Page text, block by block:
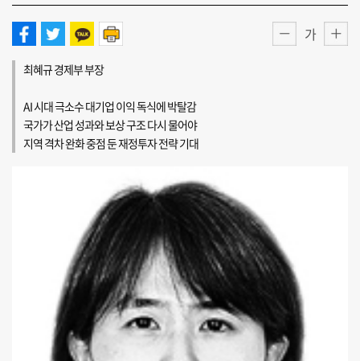
가
최혜규 경제부 부장
AI 시대 극소수 대기업 이익 독식에 박탈감
국가가 산업 성과와 보상 구조 다시 물어야
지역 격차 완화 중점 둔 재정투자 전략 기대